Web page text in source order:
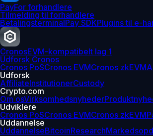
PayFor forhandlere
Tilmelding til forhandlere
BetalingsterminalPay SDKPlugins til e-
CronosEVM-kompatibelt lag 1
Udforsk Cronos
Cronos PoSCronos EVMCronos zkEVM
Udforsk
AffiliateInstitutionerCustody
Crypto.com
Om osVirksomhedsnyheder
Udviklere
Cronos PoSCronos EVMCronos zkEVM
Uddannelse
UddannelseBitcoinResearch